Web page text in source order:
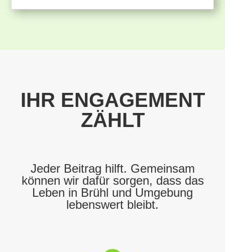
IHR ENGAGEMENT
ZÄHLT
Jeder Beitrag hilft. Gemeinsam
können wir dafür sorgen, dass das
Leben in Brühl und Umgebung
lebenswert bleibt.